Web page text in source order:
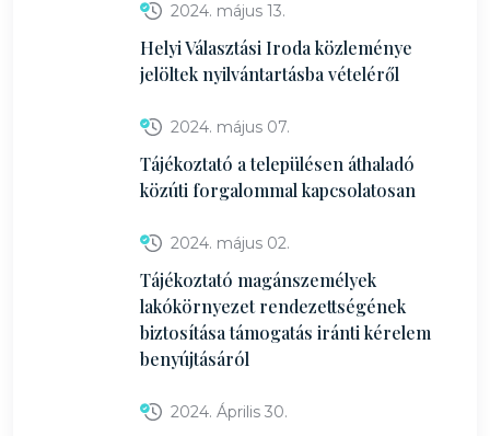
2024. május 13.
Helyi Választási Iroda közleménye
jelöltek nyilvántartásba vételéről
2024. május 07.
Tájékoztató a településen áthaladó
közúti forgalommal kapcsolatosan
2024. május 02.
Tájékoztató magánszemélyek
lakókörnyezet rendezettségének
biztosítása támogatás iránti kérelem
benyújtásáról
2024. Április 30.